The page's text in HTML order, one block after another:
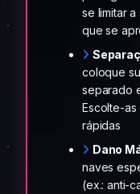
se limitar
que se
coloque
separado
Escolte-
rápidas
Dano
naves
(ex.: anti-